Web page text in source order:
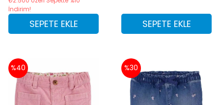
İndirim!
SEPETE EKLE SEPETE EKLE
%40 %30